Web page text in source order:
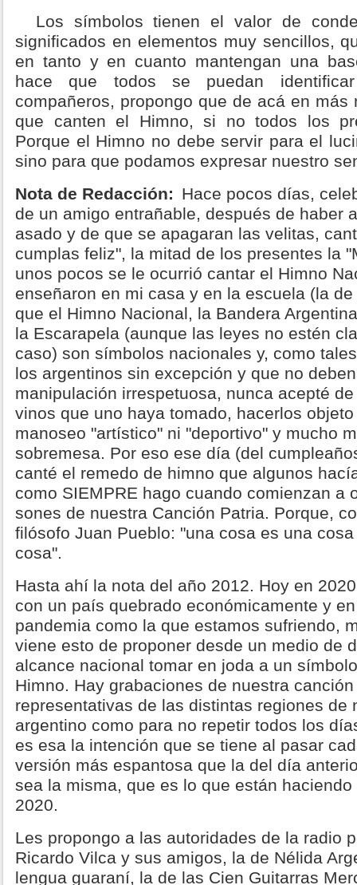
Los símbolos tienen el valor de
significados en elementos muy sencillos,
en tanto y en cuanto mantengan una
hace que todos se puedan
compañeros, propongo que de acá en
que canten el Himno, si no todos los
Porque el Himno no debe servir para el
sino para que podamos expresar nuestro
Nota de Redacción: Hace pocos días,
de un amigo entrañable, después de haber
asado y de que se apagaran las velitas,
cumplas feliz", la mitad de los presentes la
unos pocos se le ocurrió cantar el Himno
enseñaron en mi casa y en la escuela (la
que el Himno Nacional, la Bandera
la Escarapela (aunque las leyes no estén
caso) son símbolos nacionales y, como
los argentinos sin excepción y que no
manipulación irrespetuosa, nunca acepté
vinos que uno haya tomado, hacerlos
manoseo "artístico" ni "deportivo" y mucho
sobremesa. Por eso ese día (del
canté el remedo de himno que algunos
como SIEMPRE hago cuando comienzan a
sones de nuestra Canción Patria. Porque,
filósofo Juan Pueblo: "una cosa es una
cosa".
Hasta ahí la nota del año 2012. Hoy en
con un país quebrado económicamente y
pandemia como la que estamos sufriendo,
viene esto de proponer desde un medio de
alcance nacional tomar en joda a un
Himno. Hay grabaciones de nuestra
representativas de las distintas regiones de
argentino como para no repetir todos los
es esa la intención que se tiene al pasar
versión más espantosa que la del día
sea la misma, que es lo que están
2020.
Les propongo a las autoridades de la radio
Ricardo Vilca y sus amigos, la de Nélida
lengua guaraní, la de las Cien Guitarras